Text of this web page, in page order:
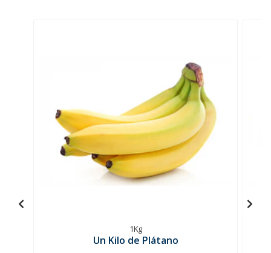
1Kg
Un Kilo de Plátano